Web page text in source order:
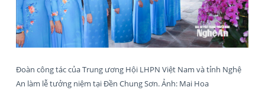
Đoàn công tác của Trung ương Hội LHPN Việt Nam và tỉnh Nghệ
An làm lễ tưởng niệm tại Đền Chung Sơn. Ảnh: Mai Hoa